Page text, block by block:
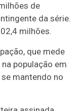
de
da série.
milhões.
que mede
população em
mantendo no